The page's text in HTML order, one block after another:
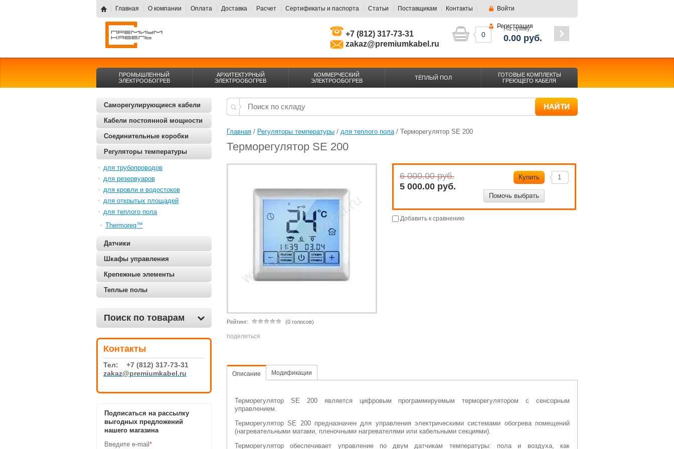
+7 (812) 317-73-31
zakaz@premiumkabel.ru
Войти
Регистрация
Главная О компании Оплата Доставка Расчет Сертификаты и паспорта Статьи Поставщикам Контакты
0
На сумму:
0.00 руб.
ПРОМЫШЛЕННЫЙ
ЭЛЕКТРООБОГРЕВ
АРХИТЕКТУРНЫЙ
ЭЛЕКТРООБОГРЕВ
КОММЕРЧЕСКИЙ
ЭЛЕКТРООБОГРЕВ
ТЁПЛЫЙ ПОЛ
ГОТОВЫЕ КОМПЛЕКТЫ
ГРЕЮЩЕГО КАБЕЛЯ
Саморегулирующиеся кабели
Кабели постоянной мощности
Соединительные коробки
Регуляторы температуры
для трубопроводов
для резервуаров
для кровли и водостоков
для открытых площадей
для теплого пола
Thermoreg™
Датчики
Шкафы управления
Крепежные элементы
Теплые полы
Поиск по товарам
Контакты
Тел: +7 (812) 317-73-31
zakaz@premiumkabel.ru
Подписаться на рассылку
выгодных предложений
нашего магазина
Введите e-mail *
Главная / Регуляторы температуры / для теплого пола / Терморегулятор SE 200
Терморегулятор SE 200
Рейтинг: (0 голосов)
поделиться
6 000.00 руб.
5 000.00 руб.
Купить
Помочь выбрать
Добавить к сравнению
Описание Модификации
Терморегулятор SE 200 является цифровым программируемым терморегулятором с сенсорным
управлением.
Терморегулятор SE 200 предназначен для управления электрическими системами обогрева помещений
(нагревательными матами, пленочными нагревателями или кабельными секциями).
Терморегулятор обеспечивает управление по двум датчикам температуры: пола и воздуха, как